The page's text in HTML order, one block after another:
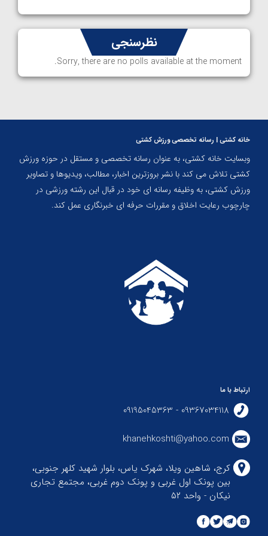
نظرسنجی
Sorry, there are no polls available at the moment.
خانه کشتی | رسانه تخصصی ورزش کشتی
وبسایت خانه کشتی، به عنوان رسانه تخصصی و مستقل در حوزه ورزش
کشتی تلاش می کند با نشر بروزترین اخبار، مطالب، ویدیوها و تصاویر
ورزش کشتی، به وظیفه رسانه ای خود در قبال این رشته ورزشی در
چارچوب رعایت اخلاق و مقررات حرفه ای خبرنگاری عمل کند.
ارتباط با ما
09367034118 - 09195045363
khanehkoshti@yahoo.com
کرج، شاهین ویلا، شهرک یاس، بلوار شهید کلهر جنوبی،
بین پونک اول غربی و پونک دوم غربی، مجتمع تجاری
نیکان - واحد ۵۲